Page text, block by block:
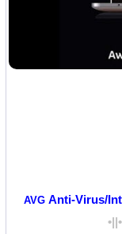
AVGAnti-Virus/
•||•